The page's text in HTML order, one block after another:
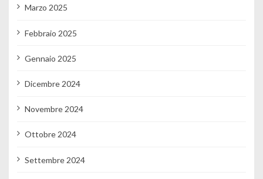
Marzo 2025
Febbraio 2025
Gennaio 2025
Dicembre 2024
Novembre 2024
Ottobre 2024
Settembre 2024